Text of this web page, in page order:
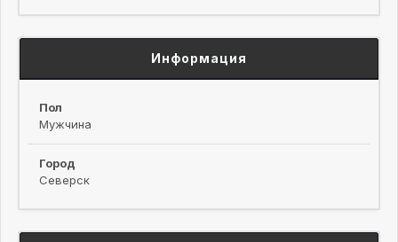
Информация
Пол
Мужчина
Город
Северск